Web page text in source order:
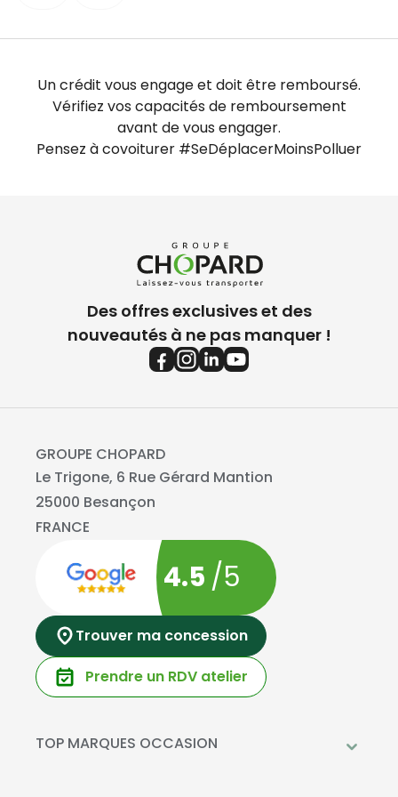
Un crédit vous engage et doit être remboursé.
Vérifiez vos capacités de remboursement
avant de vous engager.
Pensez à covoiturer #SeDéplacerMoinsPolluer
Des offres exclusives et des
nouveautés à ne pas manquer !
GROUPE CHOPARD
Le Trigone, 6 Rue Gérard Mantion
25000 Besançon
FRANCE
4.5 /5
Trouver ma concession
Prendre un RDV atelier
TOP MARQUES OCCASION